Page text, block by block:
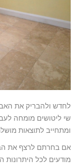
לחדש ולהבריק את
שי ליטושים מומחה
ומתחייב לתוצאות
אם בחרתם לרצף את
מודעים לכל